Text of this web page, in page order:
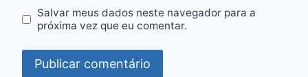
Salvar meus dados neste navegador para a
próxima vez que eu comentar.